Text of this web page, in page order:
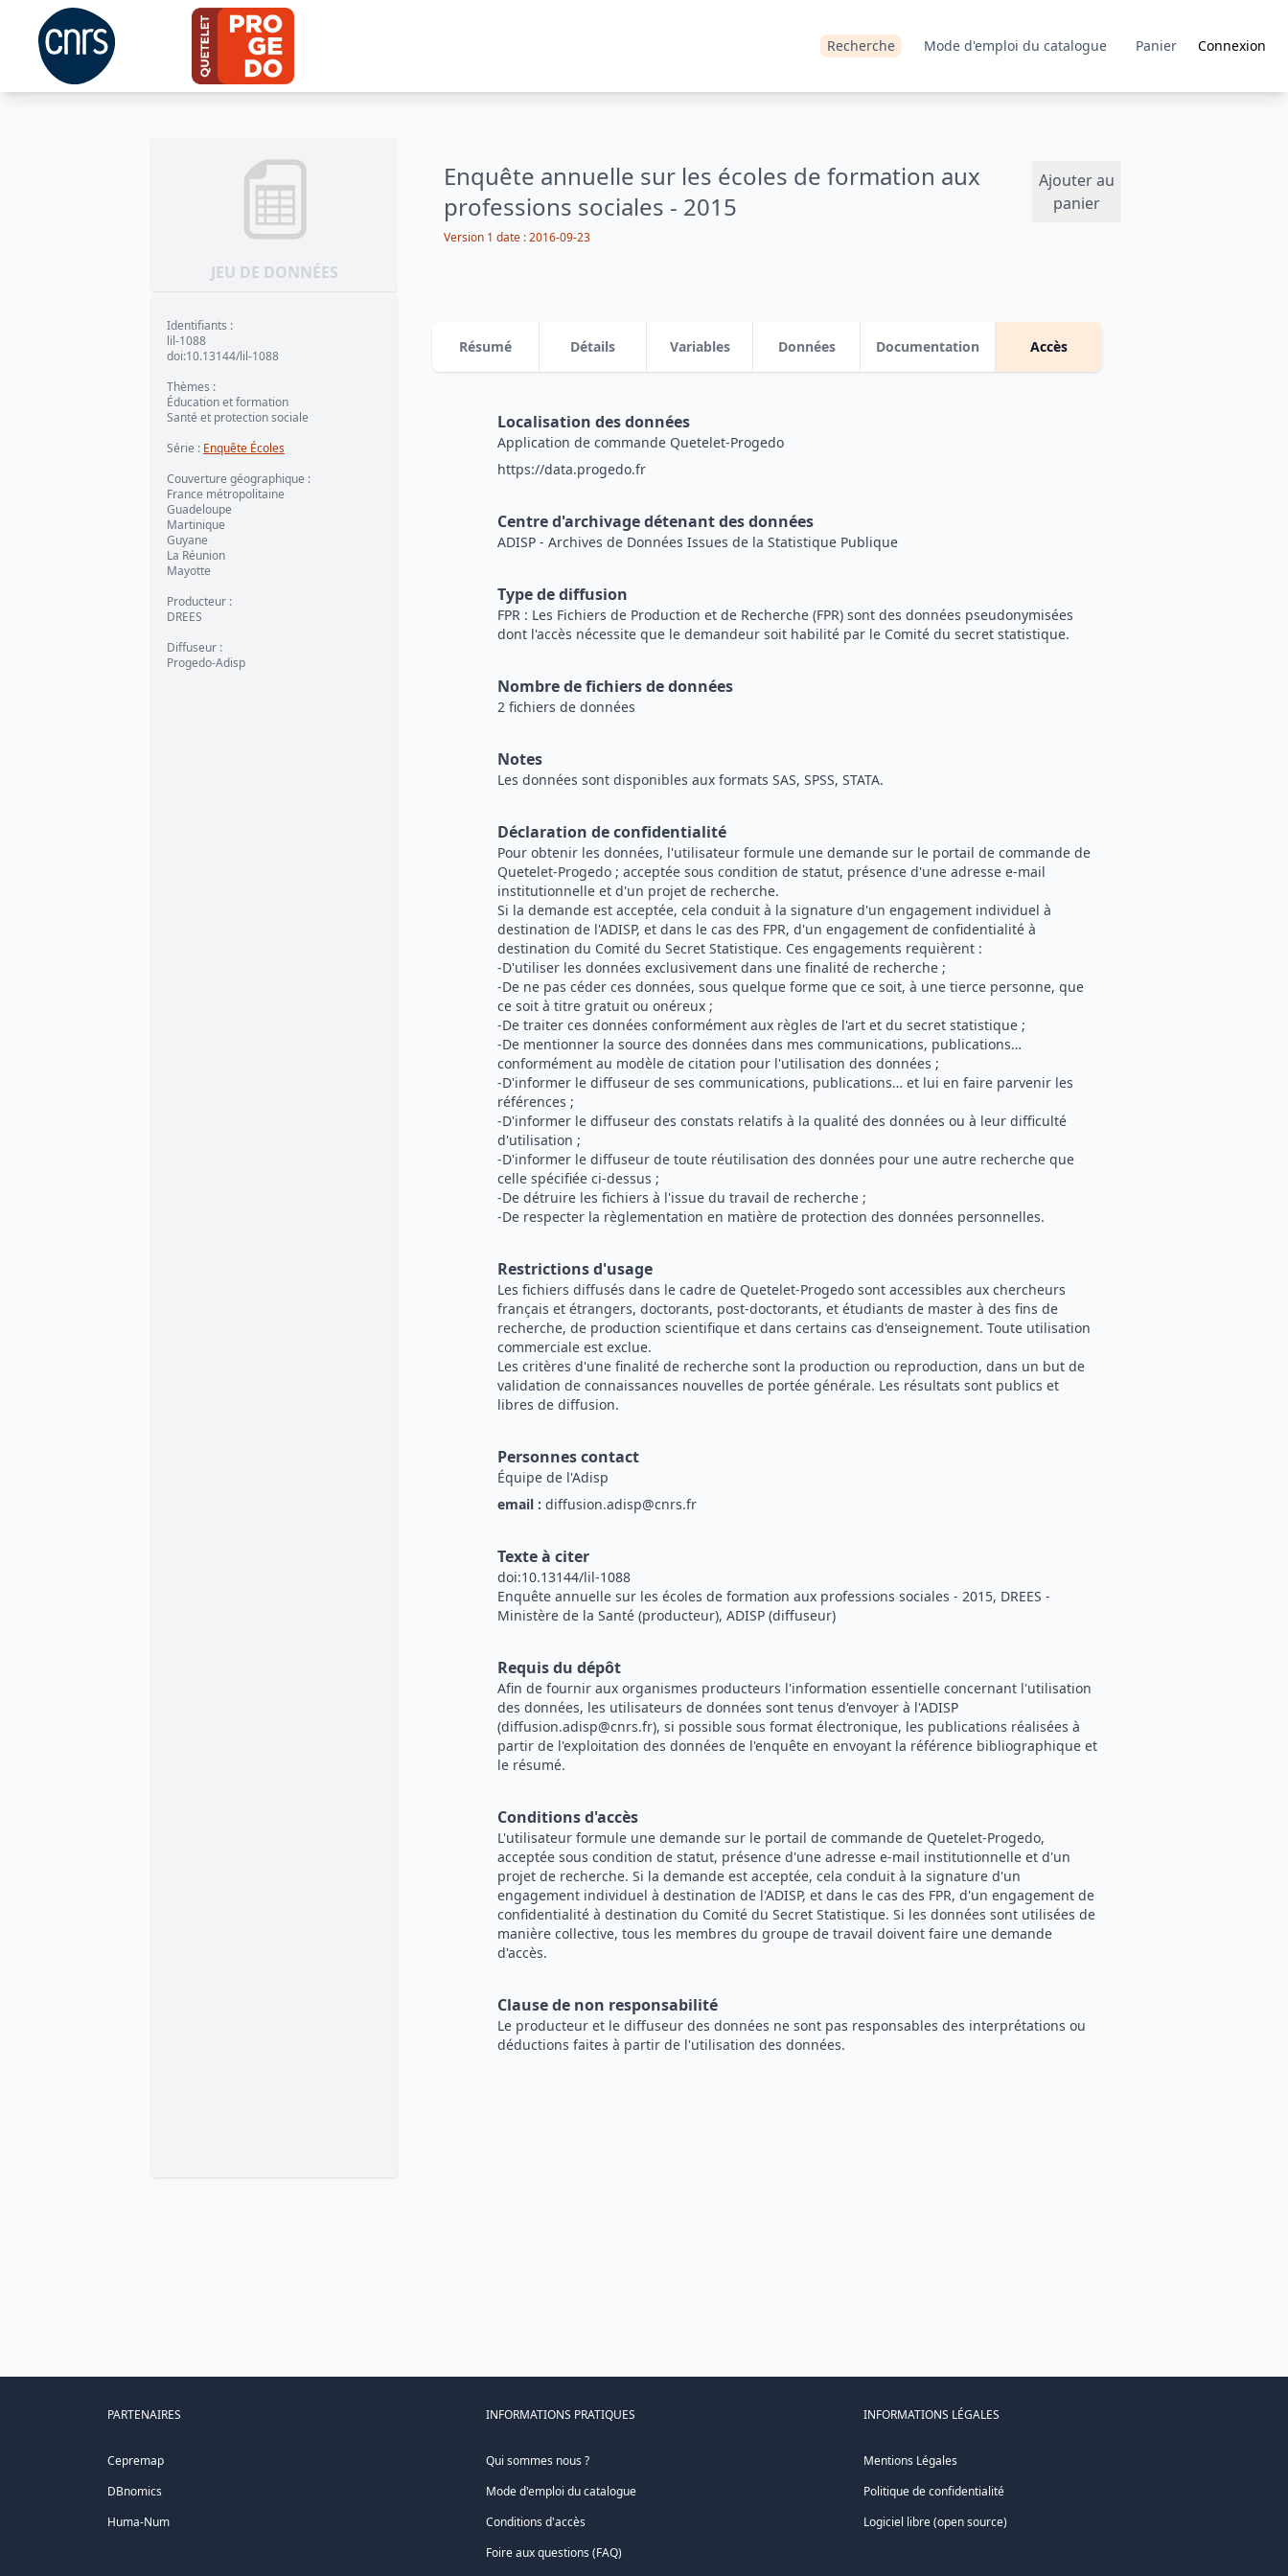
Recherche Mode d'emploi du catalogue Panier Connexion
JEU DE DONNÉES
Enquête annuelle sur les écoles de formation aux
professions sociales - 2015
Ajouter au
panier
Version 1 date :2016-09-23
Identifiants :
lil-1088
doi:10.13144/lil-1088
Thèmes :
Éducation et formation
Santé et protection sociale
Série : Enquête Écoles
Couverture géographique :
France métropolitaine
Guadeloupe
Martinique
Guyane
La Réunion
Mayotte
Producteur :
DREES
Diffuseur :
Progedo-Adisp
Résumé Détails Variables Données Documentation Accès
Localisation des données
Application de commande Quetelet-Progedo
https://data.progedo.fr
Centre d'archivage détenant des données
ADISP - Archives de Données Issues de la Statistique Publique
Type de diffusion
FPR : Les Fichiers de Production et de Recherche (FPR) sont des données pseudonymisées
dont l'accès nécessite que le demandeur soit habilité par le Comité du secret statistique.
Nombre de fichiers de données
2 fichiers de données
Notes
Les données sont disponibles aux formats SAS, SPSS, STATA.
Déclaration de confidentialité
Pour obtenir les données, l'utilisateur formule une demande sur le portail de commande de
Quetelet-Progedo ; acceptée sous condition de statut, présence d'une adresse e-mail
institutionnelle et d'un projet de recherche.
Si la demande est acceptée, cela conduit à la signature d'un engagement individuel à
destination de l'ADISP, et dans le cas des FPR, d'un engagement de confidentialité à
destination du Comité du Secret Statistique. Ces engagements requièrent :
-D'utiliser les données exclusivement dans une finalité de recherche ;
-De ne pas céder ces données, sous quelque forme que ce soit, à une tierce personne, que
ce soit à titre gratuit ou onéreux ;
-De traiter ces données conformément aux règles de l'art et du secret statistique ;
-De mentionner la source des données dans mes communications, publications…
conformément au modèle de citation pour l'utilisation des données ;
-D'informer le diffuseur de ses communications, publications… et lui en faire parvenir les
références ;
-D'informer le diffuseur des constats relatifs à la qualité des données ou à leur difficulté
d'utilisation ;
-D'informer le diffuseur de toute réutilisation des données pour une autre recherche que
celle spécifiée ci-dessus ;
-De détruire les fichiers à l'issue du travail de recherche ;
-De respecter la règlementation en matière de protection des données personnelles.
Restrictions d'usage
Les fichiers diffusés dans le cadre de Quetelet-Progedo sont accessibles aux chercheurs
français et étrangers, doctorants, post-doctorants, et étudiants de master à des fins de
recherche, de production scientifique et dans certains cas d'enseignement. Toute utilisation
commerciale est exclue.
Les critères d'une finalité de recherche sont la production ou reproduction, dans un but de
validation de connaissances nouvelles de portée générale. Les résultats sont publics et
libres de diffusion.
Personnes contact
Équipe de l'Adisp
email : diffusion.adisp@cnrs.fr
Texte à citer
doi:10.13144/lil-1088
Enquête annuelle sur les écoles de formation aux professions sociales - 2015, DREES -
Ministère de la Santé (producteur), ADISP (diffuseur)
Requis du dépôt
Afin de fournir aux organismes producteurs l'information essentielle concernant l'utilisation
des données, les utilisateurs de données sont tenus d'envoyer à l'ADISP
(diffusion.adisp@cnrs.fr), si possible sous format électronique, les publications réalisées à
partir de l'exploitation des données de l'enquête en envoyant la référence bibliographique et
le résumé.
Conditions d'accès
L'utilisateur formule une demande sur le portail de commande de Quetelet-Progedo,
acceptée sous condition de statut, présence d'une adresse e-mail institutionnelle et d'un
projet de recherche. Si la demande est acceptée, cela conduit à la signature d'un
engagement individuel à destination de l'ADISP, et dans le cas des FPR, d'un engagement de
confidentialité à destination du Comité du Secret Statistique. Si les données sont utilisées de
manière collective, tous les membres du groupe de travail doivent faire une demande
d'accès.
Clause de non responsabilité
Le producteur et le diffuseur des données ne sont pas responsables des interprétations ou
déductions faites à partir de l'utilisation des données.
PARTENAIRES
Cepremap
DBnomics
Huma-Num
INFORMATIONS PRATIQUES
Qui sommes nous ?
Mode d'emploi du catalogue
Conditions d'accès
Foire aux questions (FAQ)
INFORMATIONS LÉGALES
Mentions Légales
Politique de confidentialité
Logiciel libre (open source)